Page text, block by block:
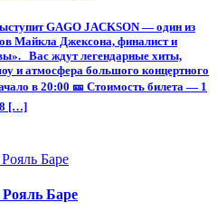
GAGO JACKSON — один из
Майкла Джексона, финалист и
Вас ждут легендарные хиты,
и атмосфера большого концертного
в 20:00 🎫 Стоимость билета — 1
8 […]
Баре